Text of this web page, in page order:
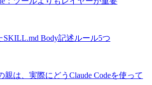
SKILL.md Body記述ルール5つ
親は、実際にどうClaude Codeを使って